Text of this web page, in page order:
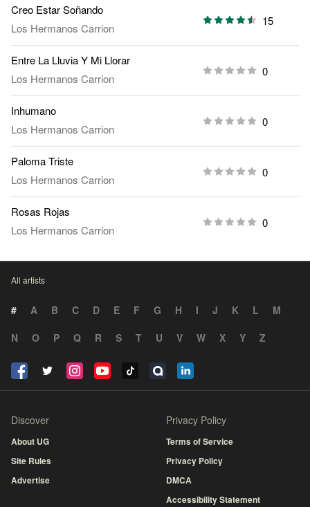
Creo Estar Soñando
Los Hermanos Carrion
15
Entre La Lluvia Y Mi Llorar
Los Hermanos Carrion
0
Inhumano
Los Hermanos Carrion
0
Paloma Triste
Los Hermanos Carrion
0
Rosas Rojas
Los Hermanos Carrion
0
All artists
# A B C D E F G H I J K L
M
N
O P Q R S T U V W X Y Z
Discover
About UG
Site Rules
Advertise
Privacy Policy
Terms of Service
Privacy Policy
DMCA
Accessibility Statement